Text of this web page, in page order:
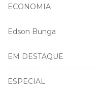
ECONOMIA
Edson Bunga
EM DESTAQUE
ESPECIAL